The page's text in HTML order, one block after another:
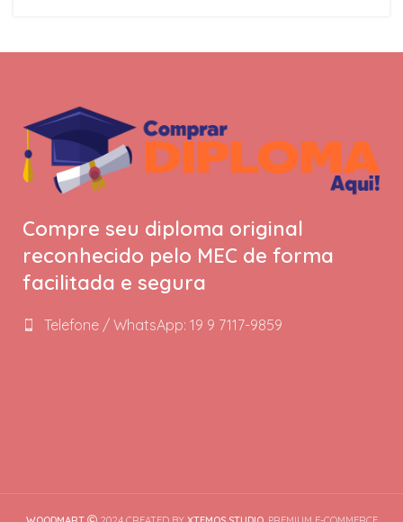
Compre seu diploma original
reconhecido pelo MEC de forma
facilitada e segura
Telefone / WhatsApp: 19 9 7117-9859